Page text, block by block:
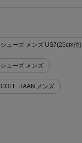
ューズ メンズ US7(25cm位)
ューズ メンズ
COLE HAAN メンズ